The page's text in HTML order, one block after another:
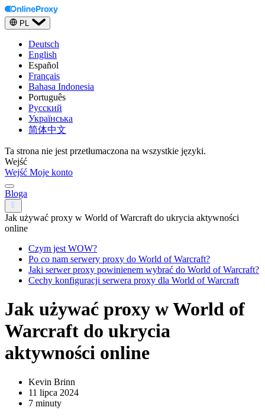
PL
Deutsch
English
Español
Français
Bahasa Indonesia
Português
Русский
Українська
简体中文
Ta strona nie jest przetłumaczona na wszystkie języki.
Wejść
Wejść Moje konto
Bloga
Jak używać proxy w World of Warcraft do ukrycia aktywności
online
Czym jest WOW?
Po co nam serwery proxy do World of Warcraft?
Jaki serwer proxy powinienem wybrać do World of Warcraft?
Cechy konfiguracji serwera proxy dla World of Warcraft
Jak używać proxy w World of
Warcraft do ukrycia
aktywności online
Kevin Brinn
11 lipca 2024
7 minuty